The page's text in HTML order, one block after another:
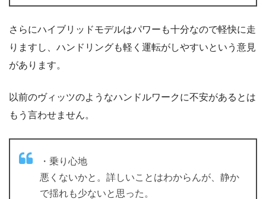
さらにハイブリッドモデルはパワーも十分なので軽快に走
りますし、ハンドリングも軽く運転がしやすいという意見
があります。
以前のヴィッツのようなハンドルワークに不安があるとは
もう言わせません。
・乗り心地
悪くないかと。詳しいことはわからんが、静か
で揺れも少ないと思った。